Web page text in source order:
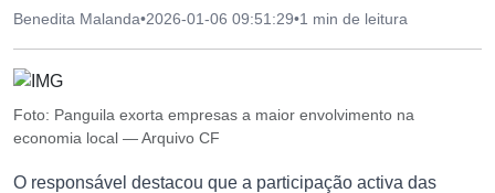
Benedita Malanda•2026-01-06 09:51:29•1 min de leitura
Foto: Panguila exorta empresas a maior envolvimento na
economia local — Arquivo CF
O responsável destacou que a participação activa das